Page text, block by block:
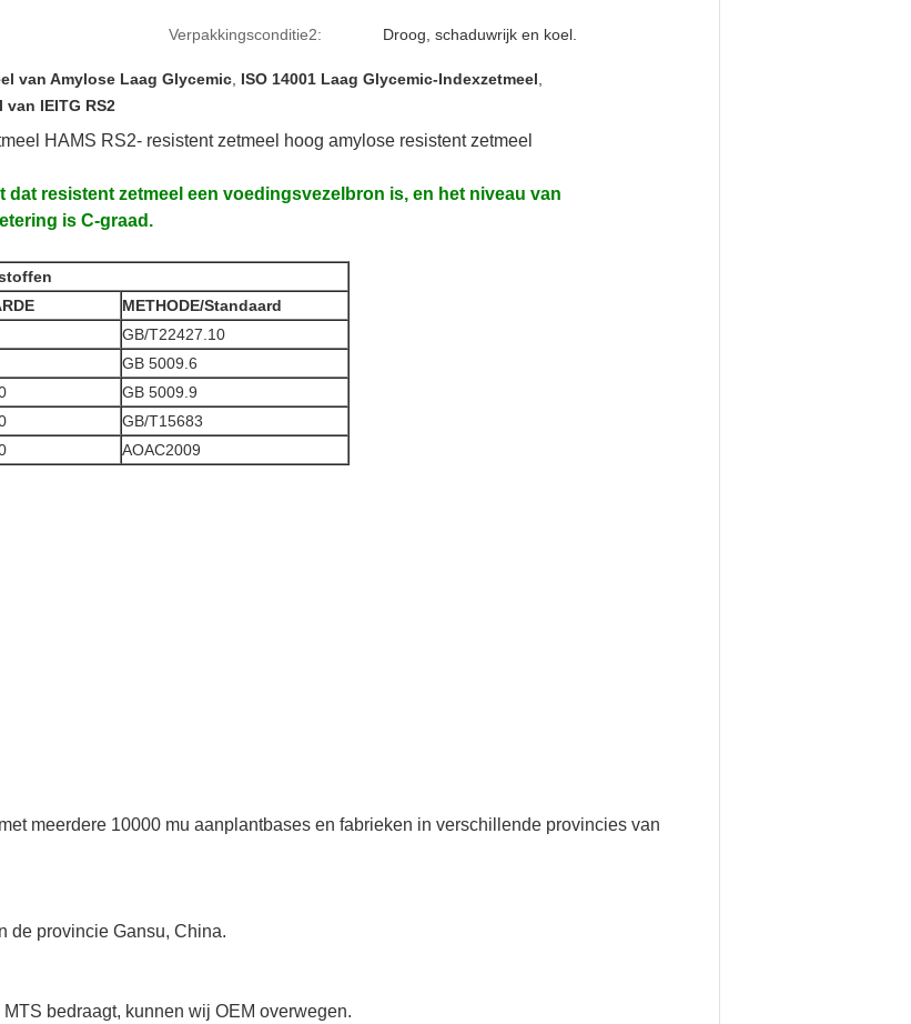
Verpakkingsconditie2: Droog, schaduwrijk en koel.
van Amylose Laag Glycemic ISO 14001 Laag Glycemic-Indexzetmeel
van IEITG RS2
HAMS RS2- resistent zetmeel hoog amylose resistent zetmeel
dat resistent zetmeel een voedingsvezelbron is, en het niveau van
is C-graad.
METHODE/Standaard
GB/T22427.10
GB 5009.6
GB 5009.9
GB/T15683
AOAC2009
meerdere 10000 mu aanplantbases en fabrieken in verschillende provincies van
de provincie Gansu, China.
bedraagt, kunnen wij OEM overwegen.